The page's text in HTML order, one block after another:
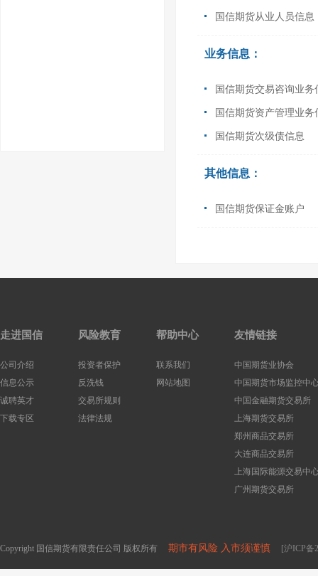
国信期货从业人员信息
业务信息：
国信期货交易咨询业务
国信期货资产管理业务
国信期货次级债信息
其他信息：
国信期货保证金账户
走进国信
公司介绍
信息公示
诚聘英才
下载专区
风险教育
投资者保护
反洗钱
交易所规则
法律法规
帮助中心
联系我们
网站地图
友情链接
中国期货业协会
中国期货市场监控中
中国金融期货交易所
上海期货交易所
郑州商品交易所
大连商品交易所
上海国际能源交易中
广州期货交易所
Copyright 国信期货有限责任公司 版权所有 期市有风险 入市须谨慎 [沪ICP备